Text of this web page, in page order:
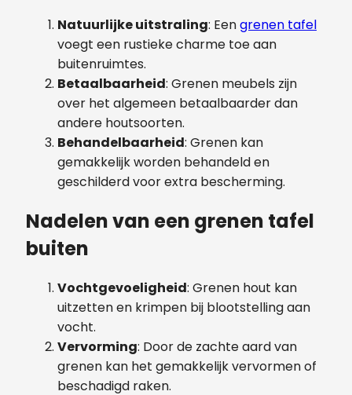
Natuurlijke uitstraling: Eengrenen tafel
voegt een rustieke charme toe aan
buitenruimtes.
Betaalbaarheid: Grenen meubels zijn
over het algemeen betaalbaarder dan
andere houtsoorten.
Behandelbaarheid: Grenen kan
gemakkelijk worden behandeld en
geschilderd voor extra bescherming.
Nadelen van een grenen tafel
buiten
Vochtgevoeligheid: Grenen hout kan
uitzetten en krimpen bij blootstelling aan
vocht.
Vervorming: Door de zachte aard van
grenen kan het gemakkelijk vervormen of
beschadigd raken.